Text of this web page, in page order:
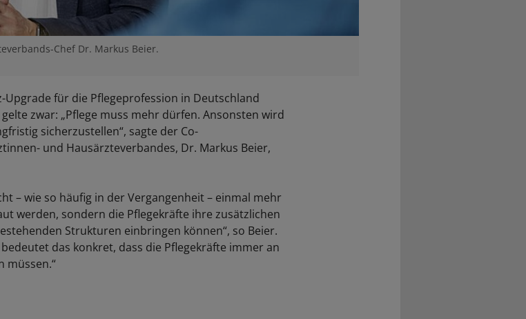
Chef Dr. Markus Beier.
Upgrade für die Pflegeprofession in Deutschland
zwar: „Pflege muss mehr dürfen. Ansonsten wird
sicherzustellen“, sagte der Co-
und Hausärzteverbandes, Dr. Markus Beier,
– wie so häufig in der Vergangenheit – einmal mehr
werden, sondern die Pflegekräfte ihre zusätzlichen
Strukturen einbringen können“, so Beier.
bedeutet das konkret, dass die Pflegekräfte immer an
müssen.“